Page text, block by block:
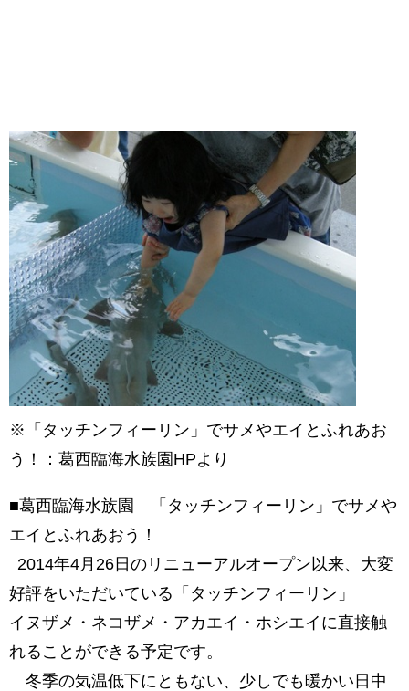
※「タッチンフィーリン」でサメやエイとふれあお
う！：葛西臨海水族園HPより
■葛西臨海水族園 「タッチンフィーリン」でサメや
エイとふれあおう！
2014年4月26日のリニューアルオープン以来、大変
好評をいただいている「タッチンフィーリン」
イヌザメ・ネコザメ・アカエイ・ホシエイに直接触
れることができる予定です。
冬季の気温低下にともない、少しでも暖かい日中